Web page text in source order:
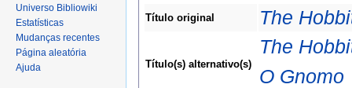
Título original The
Título(s) alternativo(s)
The
O Gnomo
Universo Bibliowiki
Estatísticas
Mudanças recentes
Página aleatória
Ajuda